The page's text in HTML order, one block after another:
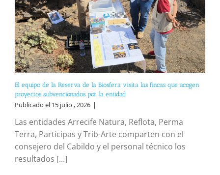
El equipo de la Reserva de la Biosfera visita las fincas que acogen
proyectos subvencionados por la entidad
Publicado el 15 julio , 2026 |
Las entidades Arrecife Natura, Reflota, Perma
Terra, Participas y Trib-Arte comparten con el
consejero del Cabildo y el personal técnico los
resultados [...]